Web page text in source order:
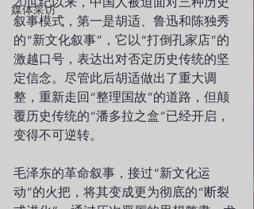
媒体采访
叙事模式，第一是胡适、鲁迅和陈独秀
的“新文化叙事”，它以“打倒孔家店”的
激越口号，表达出对否定历史传统的坚
定信念。尽管此后胡适做出了重大调
整，重新走回“整理国故”的道路，但颠
覆历史传统的“潘多拉之盒”已经开启，
变得不可逆转。
毛泽东的革命叙事，接过“新文化运
动”的火把，将其变成更为彻底的“断裂